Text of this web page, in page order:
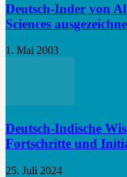
Deutsch-Inder von
Sciences
1. Mai 2003
Deutsch-Indische
Fortschritte und
25. Juli 2024